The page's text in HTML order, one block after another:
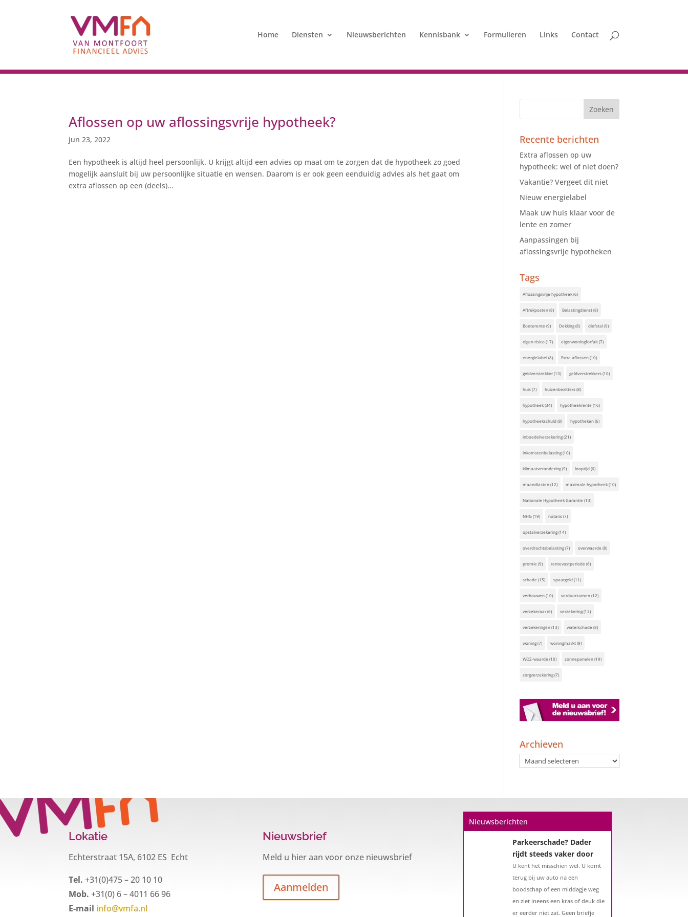
Home Diensten Nieuwsberichten Kennisbank Formulieren Links Contact
Aflossen op uw aflossingsvrije hypotheek?
jun 23, 2022
Een hypotheek is altijd heel persoonlijk. U krijgt altijd een advies op maat om te zorgen dat de hypotheek zo goed
mogelijk aansluit bij uw persoonlijke situatie en wensen. Daarom is er ook geen eenduidig advies als het gaat om
extra aflossen op een (deels)...
Recente berichten
Extra aflossen op uw
hypotheek: wel of niet doen?
Vakantie? Vergeet dit niet
Nieuw energielabel
Maak uw huis klaar voor de
lente en zomer
Aanpassingen bij
aflossingsvrije hypotheken
Tags
Aflossingsvrije hypotheek(6)
Aftrekposten(8) Belastingdienst(8)
Boeterente (9) Dekking(8) diefstal(9)
eigen risico(17) eigenwoningforfait(7)
energielabel(8) Extra aflossen(10)
geldverstrekker(13) geldverstrekkers(10)
huis(7) huizenbezitters(8)
hypotheek(34) hypotheekrente (16)
hypotheekschuld(8) hypotheken(6)
inboedelverzekering(21)
inkomstenbelasting(10)
klimaatverandering(9) looptijd(6)
maandlasten(12) maximale hypotheek(10)
Nationale Hypotheek Garantie (13)
NHG(19) notaris(7)
opstalverzekering(14)
overdrachtsbelasting(7) overwaarde (8)
premie (9) rentevastperiode (6)
schade (15) spaargeld(11)
verbouwen(10) verduurzamen(12)
verzekeraar(6) verzekering(12)
verzekeringen(13) waterschade (8)
woning(7) woningmarkt(9)
WOZ-waarde (10) zonnepanelen(19)
zorgverzekering(7)
Archieven
Archieven
Lokatie
Echterstraat 15A, 6102 ES Echt
Tel. +31(0)475 – 20 10 10
Mob. +31(0) 6 – 4011 66 96
E-mail info@vmfa.nl
Nieuwsbrief
Meld u hier aan voor onze nieuwsbrief
Aanmelden
Nieuwsberichten
Een hypotheek na uw
mogelijkheden
De woningmarkt is nog steeds in
beweging. Misschien denkt u na
hypotheek als u 57 jaar of ouder
bent?...
Parkeerschade? Dader
rijdt steeds vaker door
U kent het misschien wel. U komt
terug bij uw auto na een
boodschap of een middagje weg
en ziet ineens een kras of deuk die
er eerder niet zat. Geen briefje